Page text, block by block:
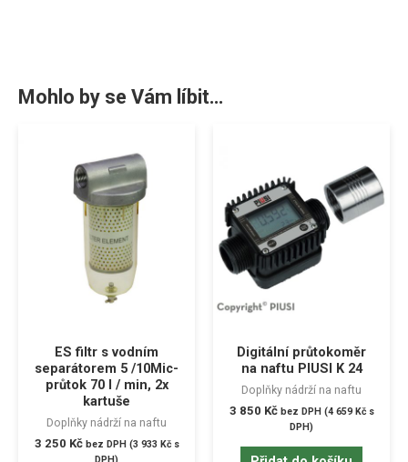
Mohlo by se Vám líbit…
ES filtr s vodním
separátorem 5 /10Mic-
průtok 70 l / min, 2x
kartuše
Doplňky nádrží na naftu
3 250 Kč bez DPH (3 933 Kčs
Digitální průtokoměr
na naftu PIUSI K 24
Doplňky nádrží na naftu
3 850 Kč bez DPH (4 659 Kčs
DPH)